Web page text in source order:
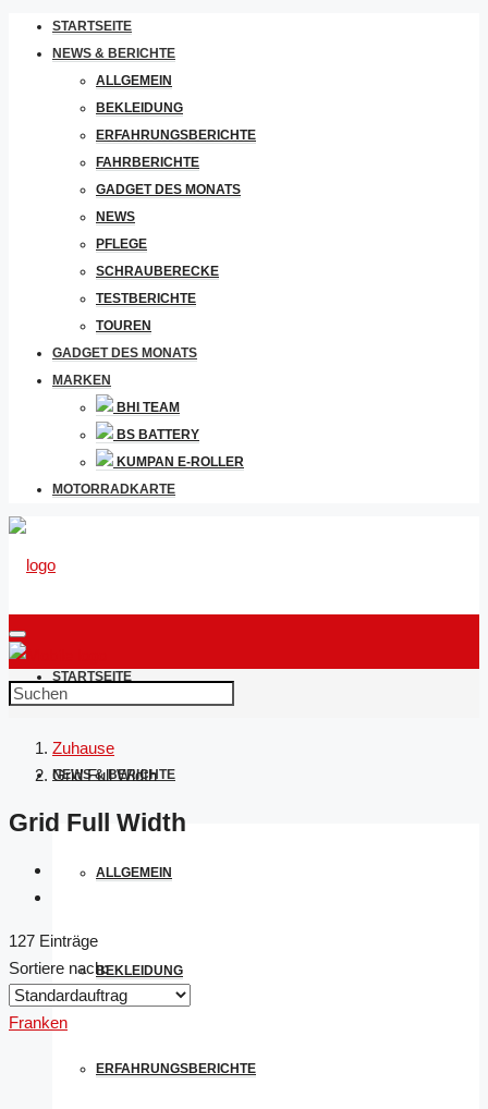
STARTSEITE
NEWS & BERICHTE
ALLGEMEIN
BEKLEIDUNG
ERFAHRUNGSBERICHTE
FAHRBERICHTE
GADGET DES MONATS
NEWS
PFLEGE
SCHRAUBERECKE
TESTBERICHTE
TOUREN
GADGET DES MONATS
MARKEN
BHI TEAM
BS BATTERY
KUMPAN E-ROLLER
MOTORRADKARTE
STARTSEITE
NEWS & BERICHTE
ALLGEMEIN
BEKLEIDUNG
ERFAHRUNGSBERICHTE
Zuhause
Grid Full Width
Grid Full Width
127 Einträge
Sortiere nach:
Franken